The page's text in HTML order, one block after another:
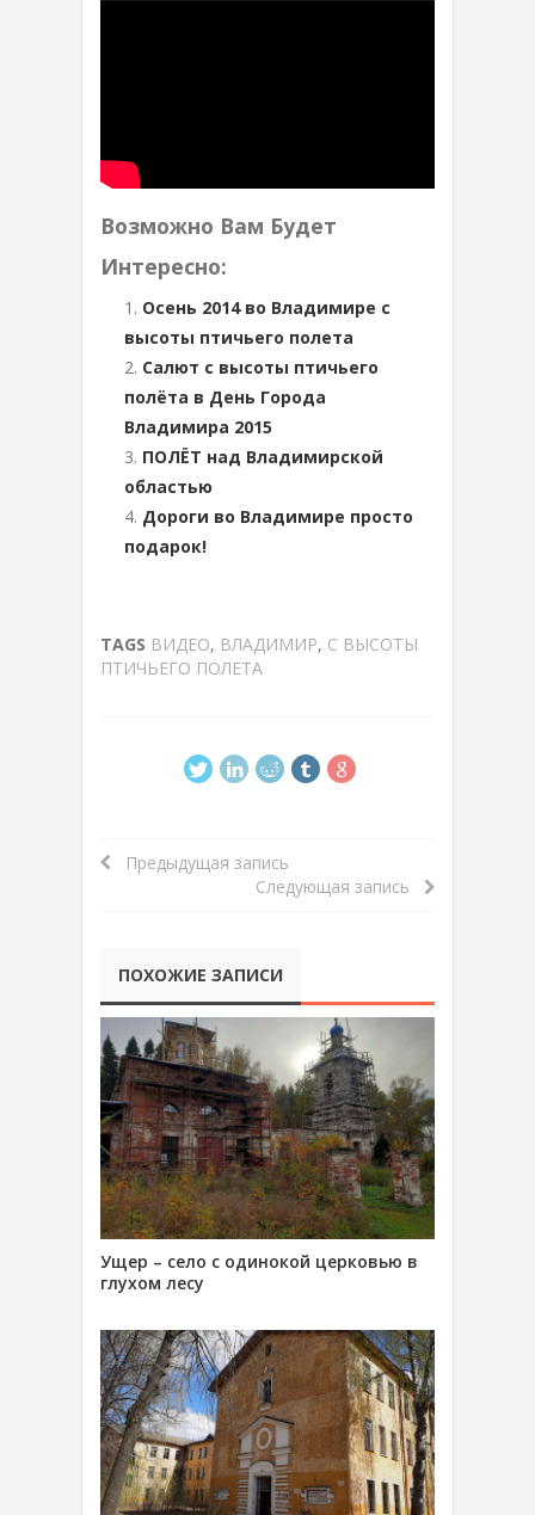
Возможно Вам Будет
Интересно:
Осень 2014 во Владимире с
высоты птичьего полета
Салют с высоты птичьего
полёта в День Города
Владимира 2015
ПОЛЁТ над Владимирской
областью
Дороги во Владимире просто
подарок!
TAGS ВИДЕО, ВЛАДИМИР, С ВЫСОТЫ
ПТИЧЬЕГО ПОЛЕТА
Предыдущая запись
Следующая запись
ПОХОЖИЕ ЗАПИСИ
Ущер – село с одинокой церковью в
глухом лесу